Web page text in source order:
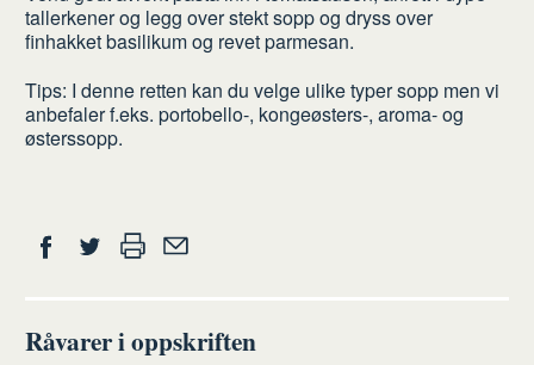
tallerkener og legg over stekt sopp og dryss over
finhakket basilikum og revet parmesan.
Tips: I denne retten kan du velge ulike typer sopp men vi
anbefaler f.eks. portobello-, kongeøsters-, aroma- og
østerssopp.
Del
FacebookTwitter
venn
Råvarer i oppskriften